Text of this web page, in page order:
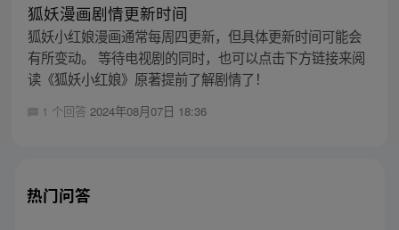
狐妖漫画剧情更新时间
狐妖小红娘漫画通常每周四更新，但具体更新时间可能会
有所变动。 等待电视剧的同时，也可以点击下方链接来阅
读《狐妖小红娘》原著提前了解剧情了！
1 个回答 2024年08月07日 18:36
热门问答